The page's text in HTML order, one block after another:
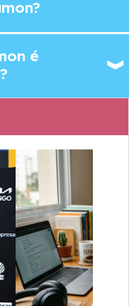
é